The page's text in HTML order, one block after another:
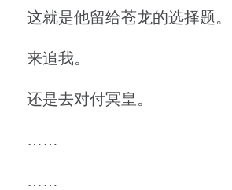
这就是他留给苍龙的选择题。
来追我。
还是去对付冥皇。
……
……